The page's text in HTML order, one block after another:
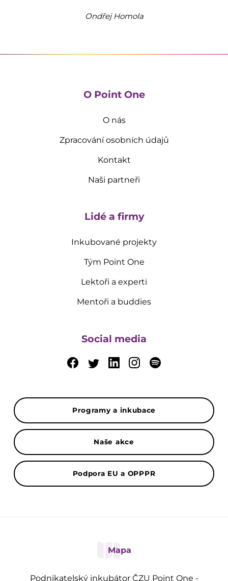
Ondřej Homola
O Point One
O nás
Zpracování osobních údajů
Kontakt
Naši partneři
Lidé a firmy
Inkubované projekty
Tým Point One
Lektoři a experti
Mentoři a buddies
Social media
Programy a inkubace
Naše akce
Podpora EU a OPPPR
Mapa
Podnikatelský inkubátor ČZU Point One -